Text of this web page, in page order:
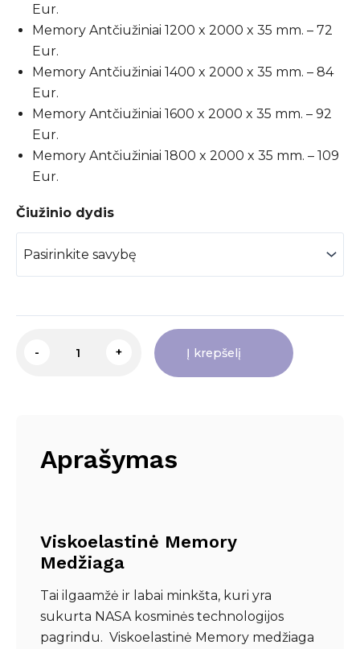
Eur.
Memory Antčiužiniai 1200 x 2000 x 35 mm. – 72
Eur.
Memory Antčiužiniai 1400 x 2000 x 35 mm. – 84
Eur.
Memory Antčiužiniai 1600 x 2000 x 35 mm. – 92
Eur.
Memory Antčiužiniai 1800 x 2000 x 35 mm. – 109
Eur.
Čiužinio dydis
-
produkto
+ Į krepšelį
Aprašymas
Viskoelastinė Memory
Medžiaga
Tai ilgaamžė ir labai minkšta, kuri yra
sukurta NASA kosminės technologijos
pagrindu. Viskoelastinė Memory medžiaga